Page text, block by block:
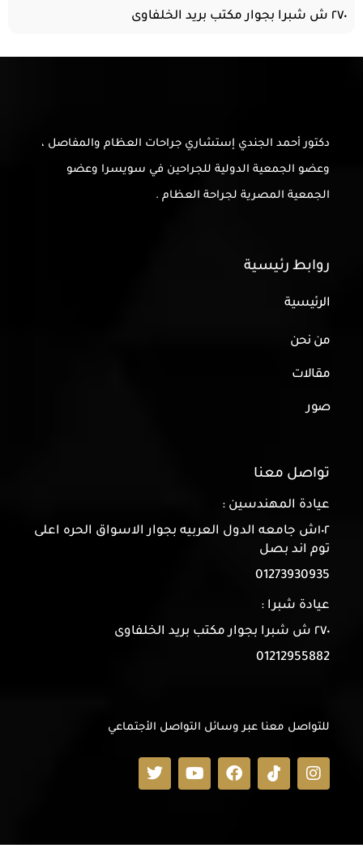
٢٧٠ ش شبرا بجوار مكتب بريد الخلفاوى
دكتور أحمد الجندي إستشاري جراحات العظام والمفاصل ،
وعضو الجمعية الدولية للجراحين في سويسرا وعضو
الجمعية المصرية لجراحة العظام .
روابط رئيسية
الرئيسية
من نحن
مقالات
صور
تواصل معنا
عيادة المهندسين :
١٠٢ش جامعه الدول العربيه بجوار الاسواق الحره اعلى
توم اند بصل
01273930935
عيادة شبرا :
٢٧٠ ش شبرا بجوار مكتب بريد الخلفاوى
01212955882
للتواصل معنا عبر وسائل التواصل الأجتماعي